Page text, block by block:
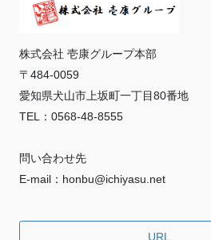
株式会社 壱康グループ本部
〒484-0059
愛知県犬山市上坂町一丁目80番地
TEL：0568-48-8555
問い合わせ先
E-mail：honbu@ichiyasu.net
URL